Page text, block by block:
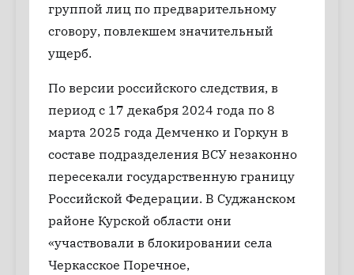
группой лиц по предварительному
сговору, повлекшем значительный
ущерб.
По версии российского следствия, в
период с 17 декабря 2024 года по 8
марта 2025 года Демченко и Горкун в
составе подразделения ВСУ незаконно
пересекали государственную границу
Российской Федерации. В Суджанском
районе Курской области они
«участвовали в блокировании села
Черкасское Поречное,